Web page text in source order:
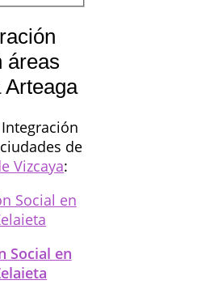
áreas
Arteaga
Integración
de
Vizcaya:
Social en